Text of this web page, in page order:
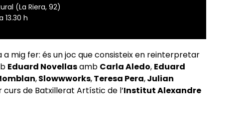
(La Riera, 92)
13.30 h
a mig fer: és un joc que consisteix en reinterpretar
Eduard Novellasamb Carla Aledo, Eduard
,Slowwworks,Teresa Pera,Julian
de Batxillerat Artístic de l’Institut Alexandre